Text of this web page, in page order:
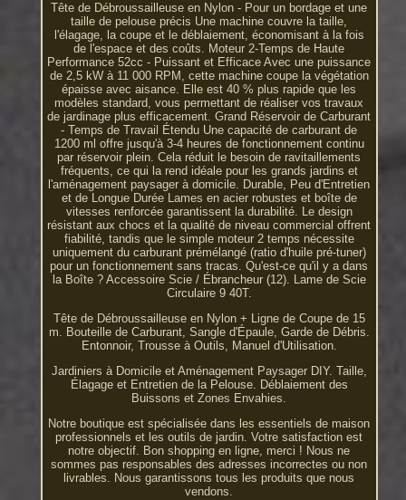
Tête de Débroussailleuse en Nylon - Pour un bordage et une
taille de pelouse précis Une machine couvre la taille,
l'élagage, la coupe et le déblaiement, économisant à la fois
de l'espace et des coûts. Moteur 2-Temps de Haute
Performance 52cc - Puissant et Efficace Avec une puissance
de 2,5 kW à 11 000 RPM, cette machine coupe la végétation
épaisse avec aisance. Elle est 40 % plus rapide que les
modèles standard, vous permettant de réaliser vos travaux
de jardinage plus efficacement. Grand Réservoir de Carburant
- Temps de Travail Étendu Une capacité de carburant de
1200 ml offre jusqu'à 3-4 heures de fonctionnement continu
par réservoir plein. Cela réduit le besoin de ravitaillements
fréquents, ce qui la rend idéale pour les grands jardins et
l'aménagement paysager à domicile. Durable, Peu d'Entretien
et de Longue Durée Lames en acier robustes et boîte de
vitesses renforcée garantissent la durabilité. Le design
résistant aux chocs et la qualité de niveau commercial offrent
fiabilité, tandis que le simple moteur 2 temps nécessite
uniquement du carburant prémélangé (ratio d'huile pré-tuner)
pour un fonctionnement sans tracas. Qu'est-ce qu'il y a dans
la Boîte ? Accessoire Scie / Ébrancheur (12). Lame de Scie
Circulaire 9 40T.
Tête de Débroussailleuse en Nylon + Ligne de Coupe de 15
m. Bouteille de Carburant, Sangle d'Épaule, Garde de Débris.
Entonnoir, Trousse à Outils, Manuel d'Utilisation.
Jardiniers à Domicile et Aménagement Paysager DIY. Taille,
Élagage et Entretien de la Pelouse. Déblaiement des
Buissons et Zones Envahies.
Notre boutique est spécialisée dans les essentiels de maison
professionnels et les outils de jardin. Votre satisfaction est
notre objectif. Bon shopping en ligne, merci ! Nous ne
sommes pas responsables des adresses incorrectes ou non
livrables. Nous garantissons tous les produits que nous
vendons.